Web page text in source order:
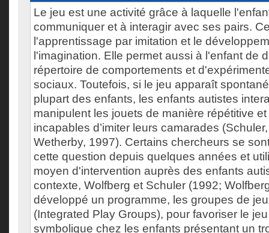
Le jeu est une activité grâce à laquelle
communiquer et à interagir avec ses pairs.
l'apprentissage par imitation et le
l'imagination. Elle permet aussi à l'enfant de
répertoire de comportements et
sociaux. Toutefois, si le jeu apparaît
plupart des enfants, les enfants autistes
manipulent les jouets de manière répétitive
incapables d’imiter leurs camarades
Wetherby, 1997). Certains chercheurs se
cette question depuis quelques années et
moyen d'intervention auprès des enfants
contexte, Wolfberg et Schuler (1992;
développé un programme, les groupes de
(Integrated Play Groups), pour favoriser le
symbolique chez les enfants présentant un